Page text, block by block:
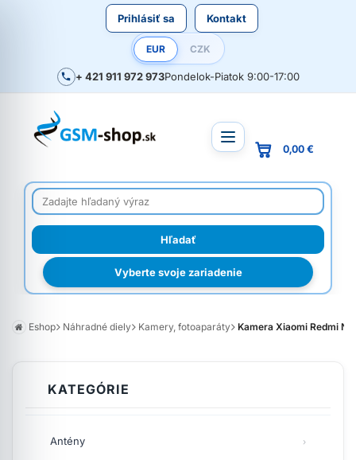
Prihlásiť sa Kontakt
EUR CZK
+ 421 911 972 973Pondelok-Piatok 9:00-17:00
Vyberte svoje zariadenie
0,00 €
Eshop Náhradné diely Kamery, fotoaparáty Kamera Xiaomi Redmi
KATEGÓRIE
Antény